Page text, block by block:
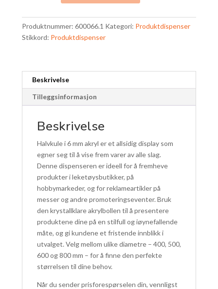
ben
|
4
Produktnummer: 600066.1 Kategori: Produktdispenser
Stikkord: Produktdispenser
Beskrivelse
Tilleggsinformasjon
Beskrivelse
Halvkule i 6 mm akryl er et allsidig display som
egner seg til å vise frem varer av alle slag.
Denne dispenseren er ideell for å fremheve
produkter i leketøysbutikker, på
hobbymarkeder, og for reklameartikler på
messer og andre promoteringseventer. Bruk
den krystallklare akrylbollen til å presentere
produktene dine på en stilfull og iøynefallende
måte, og gi kundene et fristende innblikk i
utvalget. Velg mellom ulike diametre – 400, 500,
600 og 800 mm – for å finne den perfekte
størrelsen til dine behov.
Når du sender prisforespørselen din, vennligst